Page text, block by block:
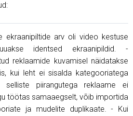
ekraanipiltide arv oli video kestuse
identsed ekraanipildid. -
reklaamide kuvamisel näidatakse
kui leht ei sisalda kategooriatega
piirangutega reklaame ei
töötas samaaegselt, võib importida
ja mudelite duplikaate. - Kui